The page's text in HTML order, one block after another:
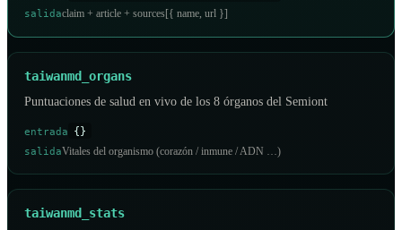
salidaclaim + article + sources[{ name, url }]
taiwanmd_organs
Puntuaciones de salud en vivo de los 8 órganos del Semiont
entrada {}
salidaVitales del organismo (corazón / inmune / ADN …)
taiwanmd_stats